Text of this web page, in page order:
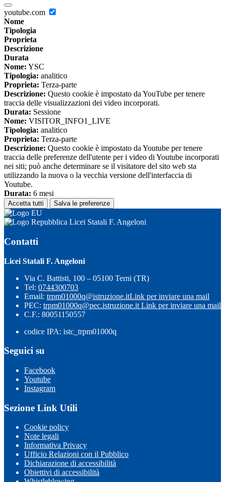
youtube.com
Nome
Tipologia
Proprieta
Descrizione
Durata
Nome: YSC
Tipologia: analitico
Proprieta: Terza-parte
Descrizione: Questo cookie è impostato da YouTube per tenere
traccia delle visualizzazioni dei video incorporati.
Durata: Sessione
Nome: VISITOR_INFO1_LIVE
Tipologia: analitico
Proprieta: Terza-parte
Descrizione: Questo cookie è impostato da Youtube per tenere
traccia delle preferenze dell'utente per i video di Youtube incorporati
nei siti; può anche determinare se il visitatore del sito web sta
utilizzando la nuova o la vecchia versione dell'interfaccia di
Youtube.
Durata: 6 mesi
Accetta tutti Salva le preferenze
Licei Statali F. Angeloni
Contatti
Licei Statali F. Angeloni
Via C. Battisti, 100 – 05100 Terni (TR)
Tel: 0744300703
Email: trpm01000q@istruzione.itLink per inviare una mail
PEC: trpm01000q@pec.istruzione.it Link per inviare una mail
C.F.: 80051150557
codice IPA: istc_trpm01000q
Seguici su
Facebook
Youtube
Instagram
Sezione Link Utili
Cookie policy
Note legali
Informativa Privacy
Ufficio Relazioni con il Pubblico
Dichiarazione di accessibilità
Obiettivi di accessibilità